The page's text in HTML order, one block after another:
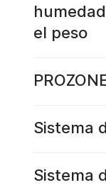
el peso
Sistema
Sistema